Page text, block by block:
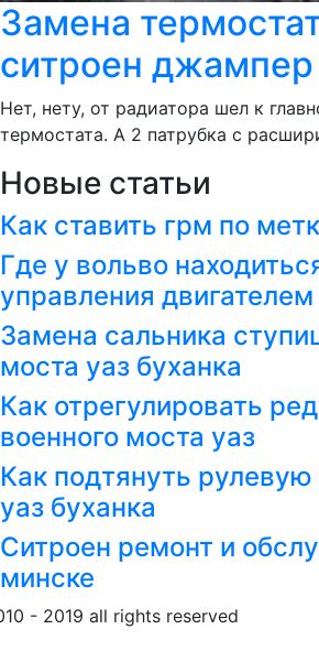
Замена
ситроен джампер
Нет, нету, от радиатора шел к
термостата. А 2 патрубка с
Новые статьи
Как ставить грм по
Где у вольво
управления двигателем
Замена сальника
моста уаз буханка
Как отрегулировать
военного моста уаз
Как подтянуть рулевую
уаз буханка
Ситроен ремонт и
минске
- 2019 all rights reserved